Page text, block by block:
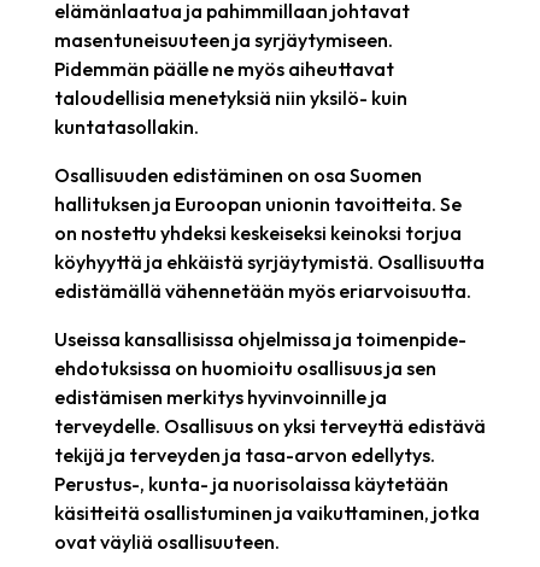
elämänlaatua ja pahimmillaan johtavat
masentuneisuuteen ja syrjäytymiseen.
Pidemmän päälle ne myös aiheuttavat
taloudellisia menetyksiä niin yksilö- kuin
kuntatasollakin.
Osallisuuden edistäminen on osa Suomen
hallituksen ja Euroopan unionin tavoitteita. Se
on nostettu yhdeksi keskeiseksi keinoksi torjua
köyhyyttä ja ehkäistä syrjäytymistä. Osallisuutta
edistämällä vähennetään myös eriarvoisuutta.
Useissa kansallisissa ohjelmissa ja toimenpide-
ehdotuksissa on huomioitu osallisuus ja sen
edistämisen merkitys hyvinvoinnille ja
terveydelle. Osallisuus on yksi terveyttä edistävä
tekijä ja terveyden ja tasa-arvon edellytys.
Perustus-, kunta- ja nuorisolaissa käytetään
käsitteitä osallistuminen ja vaikuttaminen, jotka
ovat väyliä osallisuuteen.